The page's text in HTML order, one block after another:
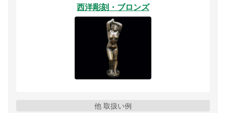
西洋彫刻・ブロンズ
他 取扱い例